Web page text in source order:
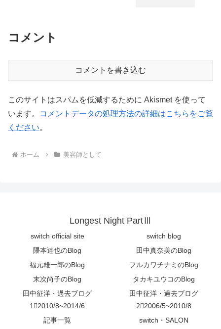
コメント
コメントを書き込む
このサイトはスパムを低減するために Akismet を使って
います。
コメントデータの処理方法の詳細はこちらをご覧
ください。
ホーム 美容師として
Longest Night PartⅢ
switch official site
switch blog
隈本達也のBlog
田中真奈美のBlog
福元雄一郎のBlog
フルカワチナミのBlog
末次尚子のBlog
タカキユウコのBlog
田中征洋・過去ブログ
1⃣2010/8~2014/6
田中征洋・過去ブログ
2⃣2006/5~2010/8
記事一覧
switch・SALON